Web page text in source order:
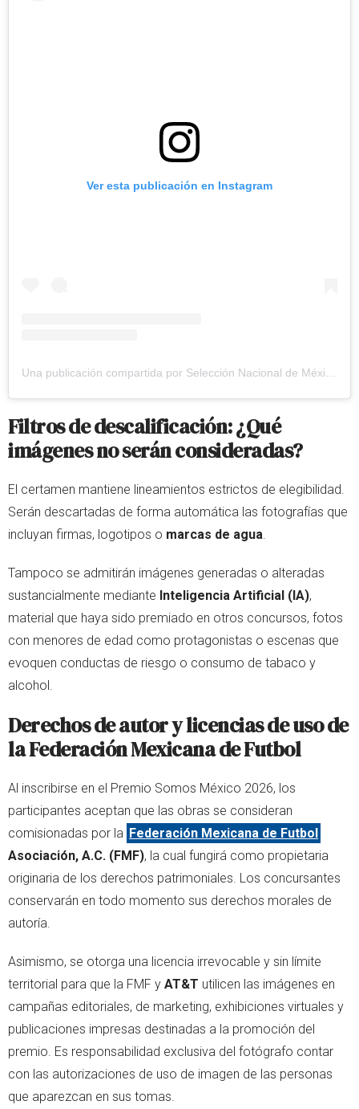
Ver esta publicación en Instagram
Filtros de descalificación: ¿Qué
imágenes no serán consideradas?
El certamen mantiene lineamientos estrictos de elegibilidad.
Serán descartadas de forma automática las fotografías que
incluyan firmas, logotipos o marcas de agua.
Tampoco se admitirán imágenes generadas o alteradas
sustancialmente mediante Inteligencia Artificial (IA),
material que haya sido premiado en otros concursos, fotos
con menores de edad como protagonistas o escenas que
evoquen conductas de riesgo o consumo de tabaco y
alcohol.
Derechos de autor y licencias de uso de
la Federación Mexicana de Futbol
Al inscribirse en el Premio Somos México 2026, los
participantes aceptan que las obras se consideran
comisionadas por la Federación Mexicana de Futbol
Asociación, A.C. (FMF), la cual fungirá como propietaria
originaria de los derechos patrimoniales. Los concursantes
conservarán en todo momento sus derechos morales de
autoría.
Asimismo, se otorga una licencia irrevocable y sin límite
territorial para que la FMF y AT&T utilicen las imágenes en
campañas editoriales, de marketing, exhibiciones virtuales y
publicaciones impresas destinadas a la promoción del
premio. Es responsabilidad exclusiva del fotógrafo contar
con las autorizaciones de uso de imagen de las personas
que aparezcan en sus tomas.